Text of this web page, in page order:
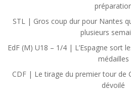
STL | Gros coup dur pour Nantes
plusieurs
EdF (M) U18 – 1/4 | L’Espagne sort
médailles
CDF | Le tirage du premier tour de
dévoilé